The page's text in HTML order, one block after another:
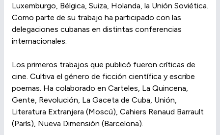
Luxemburgo, Bélgica, Suiza, Holanda, la Unión Soviética.
Como parte de su trabajo ha participado con las
delegaciones cubanas en distintas conferencias
internacionales.
Los primeros trabajos que publicó fueron críticas de
cine. Cultiva el género de ficción científica y escribe
poemas. Ha colaborado en Carteles, La Quincena,
Gente, Revolución, La Gaceta de Cuba, Unión,
Literatura Extranjera (Moscú), Cahiers Renaud Barrault
(París), Nueva Dimensión (Barcelona).